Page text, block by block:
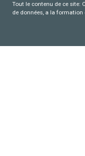
Tout le contenu de ce site:
de données, a la